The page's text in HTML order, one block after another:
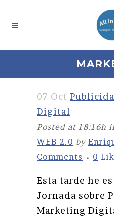
07 Oct
Digital
Posted at 18:16h
WEB 2.0 by
Comments
0
Esta tarde he
Jornada sobre
Marketing